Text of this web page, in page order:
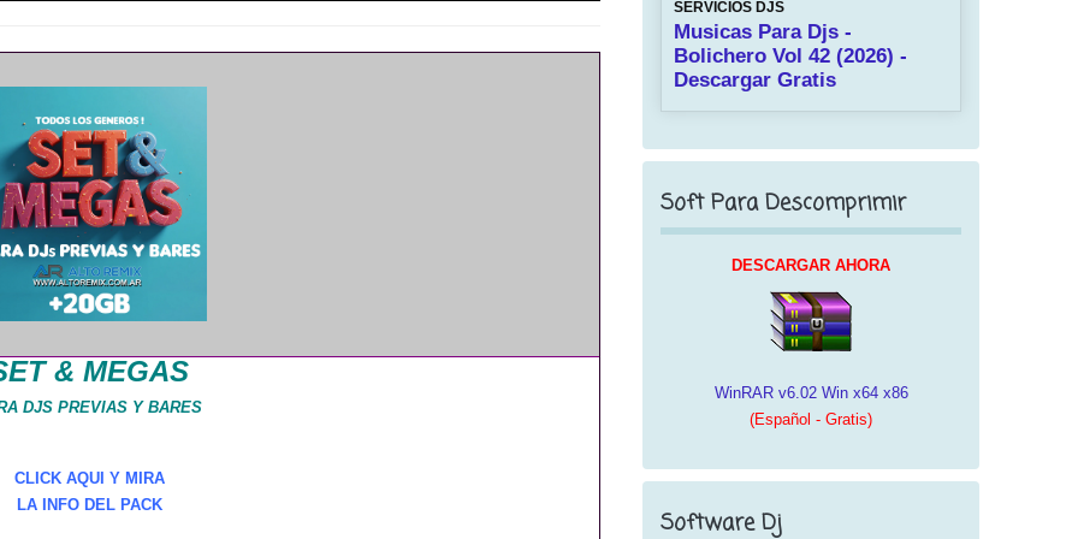
& MEGAS
DJS PREVIAS Y BARES
CLICK AQUI Y MIRA
LA INFO DEL PACK
SERVICIOS DJS
Musicas Para Djs -
Bolichero Vol 42 (2026) -
Descargar Gratis
Soft Para Descomprimir
DESCARGAR AHORA
WinRAR v6.02 Win x64 x86
(Español - Gratis)
Software Dj